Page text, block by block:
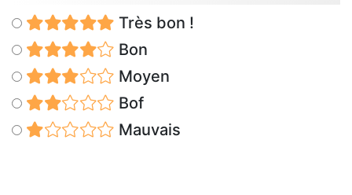
Très bon !
Bon
Moyen
Bof
Mauvais